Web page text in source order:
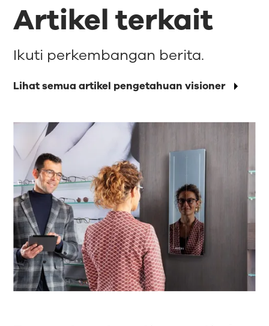
Artikel terkait
Lihat semua artikel pengetahuan visioner
Ikuti perkembangan berita.